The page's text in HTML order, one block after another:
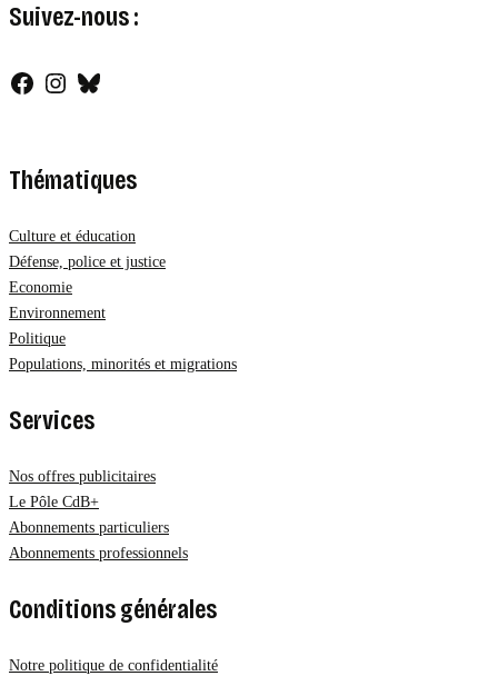
Suivez-nous :
Facebook
Instagram
Bluesky
Thématiques
Culture et éducation
Défense, police et justice
Economie
Environnement
Politique
Populations, minorités et migrations
Services
Nos offres publicitaires
Le Pôle CdB+
Abonnements particuliers
Abonnements professionnels
Conditions générales
Notre politique de confidentialité